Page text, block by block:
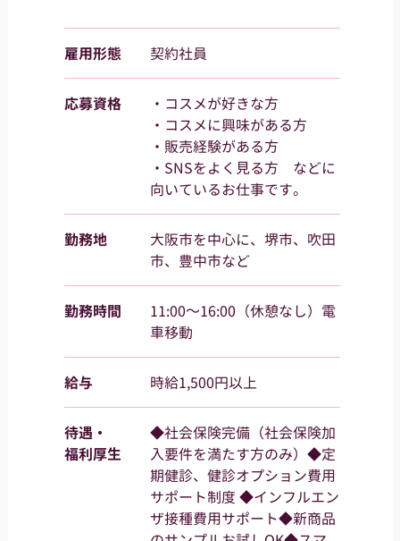
雇用形態 契約社員
応募資格
・コスメが好きな方
・コスメに興味がある方
・販売経験がある方
・SNSをよく見る方 などに
向いているお仕事です。
勤務地
大阪市を中心に、堺市、吹田
市、豊中市など
勤務時間
11:00～16:00（休憩なし）電
車移動
給与 時給1,500円以上
待遇・
福利厚生
◆社会保険完備（社会保険加
入要件を満たす方のみ）◆定
期健診、健診オプション費用
サポート制度 ◆インフルエン
ザ接種費用サポート◆新商品